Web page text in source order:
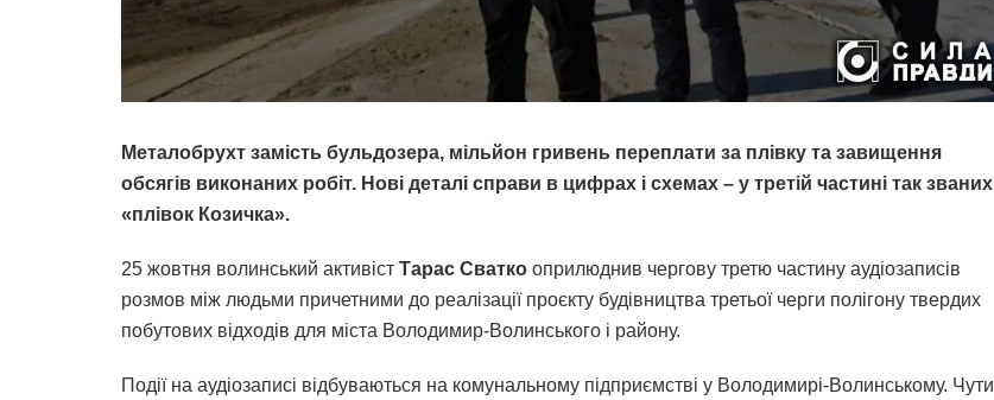
Металобрухт замість бульдозера, мільйон гривень переплати за плівку та завищення
обсягів виконаних робіт. Нові деталі справи в цифрах і схемах – у третій частині так званих
«плівок Козичка».
25 жовтня волинський активіст Тарас Сватко оприлюднив чергову третю частину аудіозаписів
розмов між людьми причетними до реалізації проєкту будівництва третьої черги полігону твердих
побутових відходів для міста Володимир-Волинського і району.
Події на аудіозаписі відбуваються на комунальному підприємстві у Володимирі-Волинському. Чути